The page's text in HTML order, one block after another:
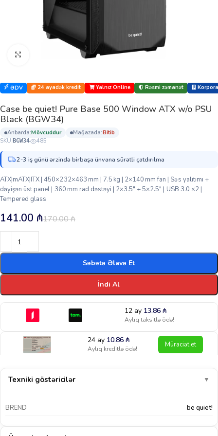
Böyütmək üçün klikləyin
ƏDV 24 ayadək kredit Yalnız Online Rəsmi zəmanət
Case be quiet! Pure Base 500 Window ATX w/o PSU
Black (BGW34)
anbarda: mövcuddur mağazada:
bi̇ti̇b
SKU: BGW34 485
2-3 iş günü ərzində birbaşa ünvana sürətli çatdırılma
ATX|mATX|ITX | 450×232×463 mm | 7.5 kg | 2×140 mm fan | Səs yalıtımı +
dəyişən üst panel | 360 mm rad dəstəyi | 2×3.5″ + 5×2.5″ | USB 3.0 ×2 |
Tempered glass
170.00₼
141.00 ₼
Səbətə Əlavə Et
İndi Al
12 ay 13.86 ₼
Aylıq taksitlə ödə!
24 ay 10.86₼
Aylıq kreditlə ödə! Müraciət et
Texniki göstəricilər ▼
BREND be quiet!